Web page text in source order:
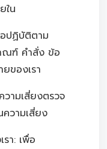
ใน
ปฏิบัติตาม
ณฑ์ คำสั่ง ข้อ
ของเรา
วามเสี่ยงตรวจ
ความเสี่ยง
า: เพื่อ